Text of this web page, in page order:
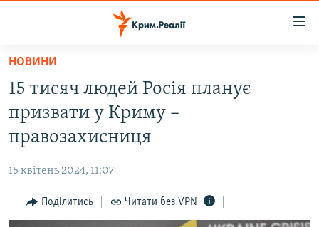
Перейти
основного
матеріалу
Перейти
до
основної
Перейти
до
ВІДЕО ТА ФОТО
БЛОГИ
ПОГЛЯД
НОВИНИ
15 тисяч людей Росія планує
призвати у Криму –
правозахисниця
15 квітень 2024, 11:07
Поділитись Читати без VPN